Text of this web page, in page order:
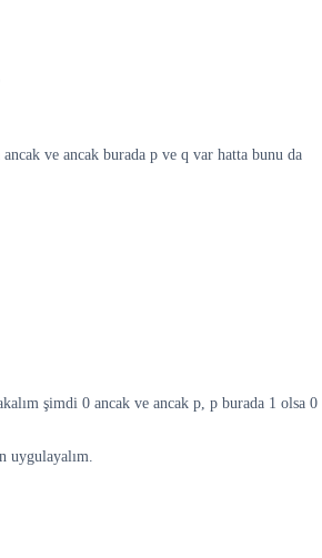
ve ancak burada p ve q var hatta bunu da
şimdi 0 ancak ve ancak p, p burada 1 olsa 0
uygulayalım.